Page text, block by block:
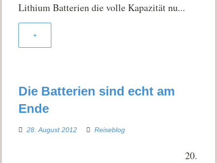
Lithium Batterien die volle Kapazität nu...
+
Die Batterien sind echt am
Ende
28. August 2012 Reiseblog
20.